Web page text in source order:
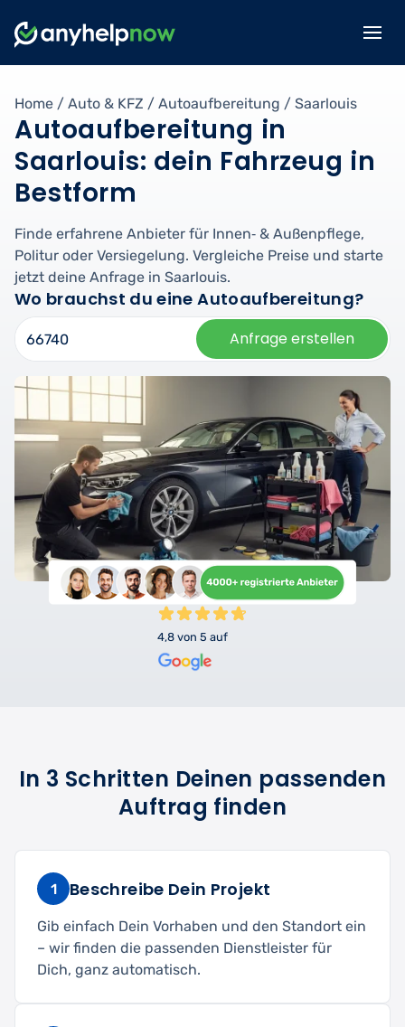
Home / Auto & KFZ / Autoaufbereitung / Saarlouis
Autoaufbereitung in
Saarlouis: dein Fahrzeug in
Bestform
Finde erfahrene Anbieter für Innen‑ & Außenpflege,
Politur oder Versiegelung. Vergleiche Preise und starte
jetzt deine Anfrage in Saarlouis.
Wo brauchst du eine Autoaufbereitung?
Anfrage erstellen
4,8 von 5 auf
In 3 Schritten Deinen passenden
Auftrag finden
1 Beschreibe Dein Projekt
Gib einfach Dein Vorhaben und den Standort ein
– wir finden die passenden Dienstleister für
Dich, ganz automatisch.